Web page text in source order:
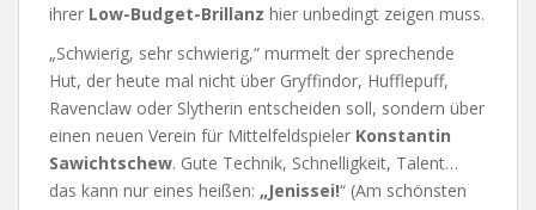
ihrer Low-Budget-Brillanz hier unbedingt zeigen muss.
„Schwierig, sehr schwierig,“ murmelt der sprechende
Hut, der heute mal nicht über Gryffindor, Hufflepuff,
Ravenclaw oder Slytherin entscheiden soll, sondern über
einen neuen Verein für Mittelfeldspieler Konstantin
Sawichtschew. Gute Technik, Schnelligkeit, Talent…
das kann nur eines heißen: „Jenissei!“ (Am schönsten